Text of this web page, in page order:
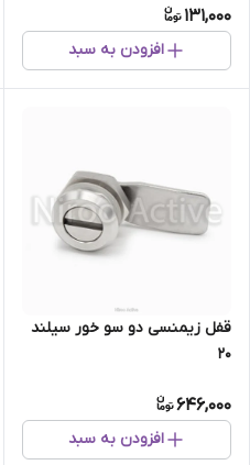
131,000
افزودن به سبد
قفل زیمنسی دو سو خور سیلند
۲۰
646,000
افزودن به سبد